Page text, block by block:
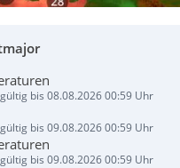
bis 08.08.2026 00:59 Uhr
bis 09.08.2026 00:59 Uhr
bis 09.08.2026 00:59 Uhr